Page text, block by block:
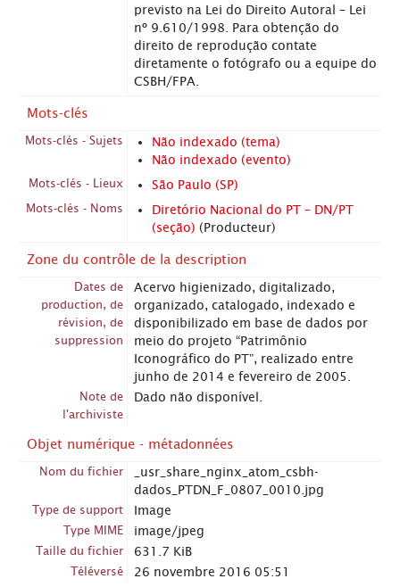
previsto na Lei do Direito Autoral – Lei
nº 9.610/1998. Para obtenção do
direito de reprodução contate
diretamente o fotógrafo ou a equipe do
CSBH/FPA.
Mots-clés
Mots-clés - Sujets
Não indexado (tema)
Não indexado (evento)
Mots-clés - Lieux São Paulo (SP)
Mots-clés - Noms
Diretório Nacional do PT – DN/PT
(seção) (Producteur)
Zone du contrôle de la description
Dates de
production, de
révision, de
suppression
Acervo higienizado, digitalizado,
organizado, catalogado, indexado e
disponibilizado em base de dados por
meio do projeto “Patrimônio
Iconográfico do PT”, realizado entre
junho de 2014 e fevereiro de 2005.
Note de
l'archiviste
Dado não disponível.
Objet numérique - métadonnées
Nom du fichier
_usr_share_nginx_atom_csbh-
dados_PTDN_F_0807_0010.jpg
Type de support Image
Type MIME image/jpeg
Taille du fichier 631.7 KiB
Téléversé 26 novembre 2016 05:51